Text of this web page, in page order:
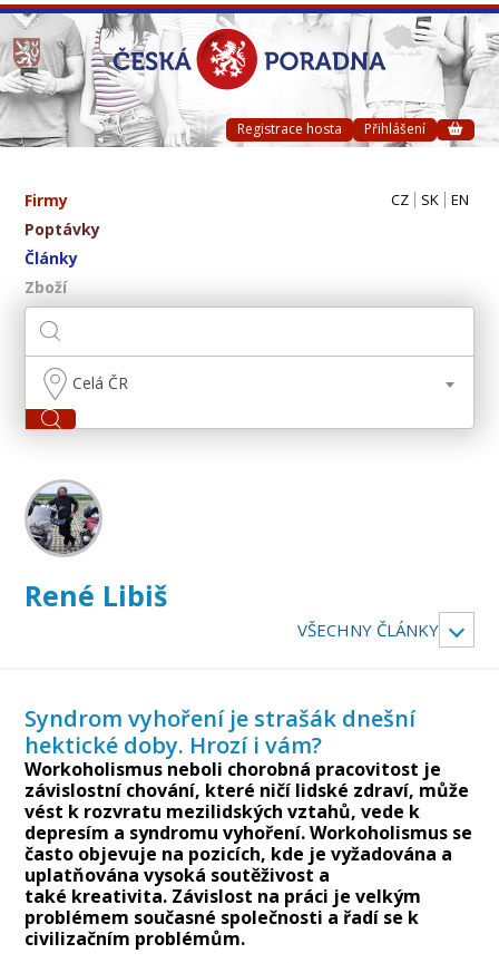
Registrace hosta Přihlášení
Firmy
Poptávky
Články
Zboží
CZ SK EN
Celá ČR
René Libiš
VŠECHNY ČLÁNKY
Syndrom vyhoření je strašák dnešní
hektické doby. Hrozí i vám?
Workoholismus neboli chorobná pracovitost je
závislostní chování, které ničí lidské zdraví, může
vést k rozvratu mezilidských vztahů,vede k
depresím a syndromu vyhoření. Workoholismus se
často objevuje na pozicích, kde je vyžadována a
uplatňována vysoká soutěživost a
také kreativita. Závislost na práci je velkým
problémem současné společnosti a řadí se k
civilizačním problémům.